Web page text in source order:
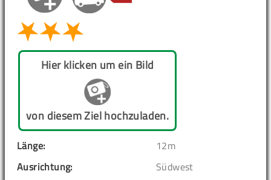
Hier klicken um ein Bild
von diesem Ziel hochzuladen.
Länge:
12m
Ausrichtung:
Südwest